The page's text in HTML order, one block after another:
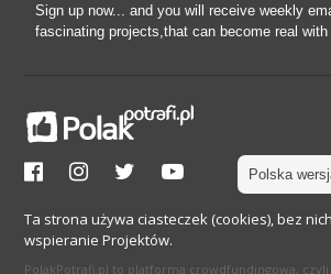
Sign up now... and you will receive weekly
fascinating projects,that can become real with
Polska
Ta strona używa ciasteczek (cookies), bez
wspieranie Projektów.
PolakPotrafi.pl to platforma crowdfundingowa,